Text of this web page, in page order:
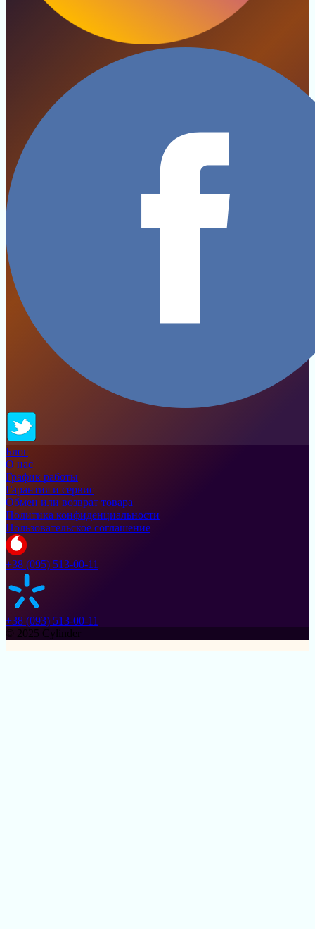
Блог
О нас
График работы
Гарантия и сервис
Обмен или возврат товара
Политика конфиденциальности
Пользовательское соглашение
+38 (095) 513-00-11
+38 (093) 513-00-11
© 2025 Cylinder